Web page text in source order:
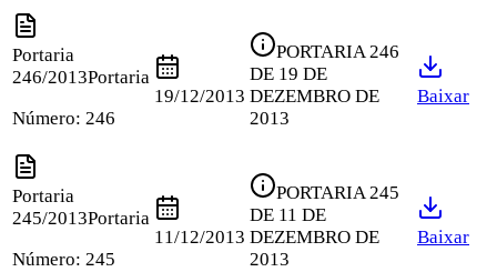
Portaria
246/2013Portaria
Número: 246
19/12/2013
PORTARIA 246
DE 19 DE
DEZEMBRO DE
2013
Baixar
Portaria
245/2013Portaria
Número: 245
11/12/2013
PORTARIA 245
DE 11 DE
DEZEMBRO DE
2013
Baixar